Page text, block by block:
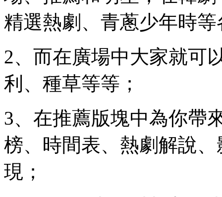
精選熱劇、青蔥少年時
2、而在廣場中大家就可
利、種草等等；
3、在推薦版塊中為你帶
榜、時間表、熱劇解說
現；